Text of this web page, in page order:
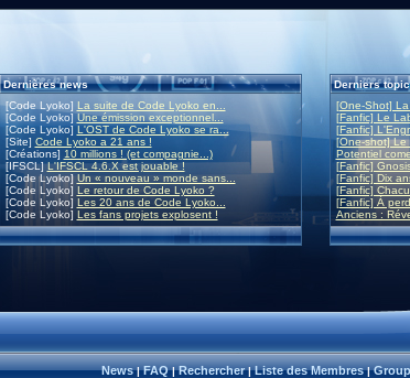
Dernières news
[Code Lyoko] La suite de Code Lyoko en...
[Code Lyoko]Une émission exceptionnel...
[Code Lyoko] L'OST de Code Lyoko se ra...
[Site] Code Lyoko a 21 ans !
[Créations] 10 millions ! (et compagnie...)
[IFSCL]L'IFSCL 4.6.X est jouable !
[Code Lyoko] Un « nouveau » monde sans...
[Code Lyoko] Le retour de Code Lyoko ?
[Code Lyoko] Les 20 ans de Code Lyoko...
[Code Lyoko] Les fans projets explosent !
Derniers
[One-Shot] La
[Fanfic] Le
[Fanfic]
[One-shot] Le
Potentiel
[Fanfic]
[Fanfic] Dix
[Fanfic]
[Fanfic] À
Anciens :
News|FAQ|Rechercher|Liste des Membres|